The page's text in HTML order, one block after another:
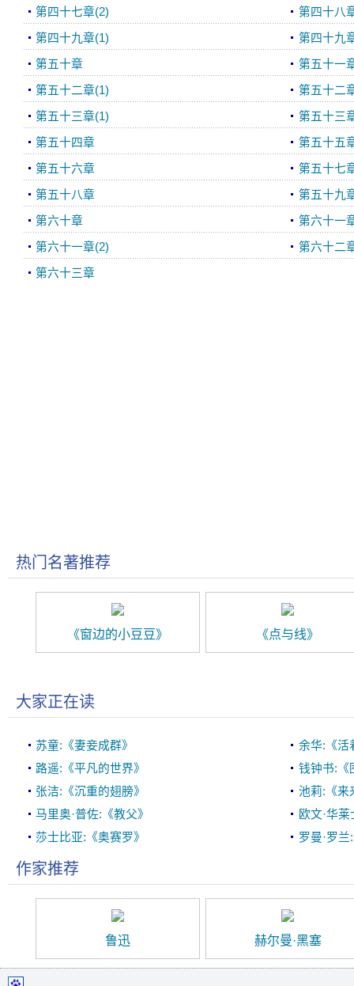
第四十七章(2) 第四十八
第四十九章(1) 第四十九
第五十章 第五十一
第五十二章(1) 第五十二
第五十三章(1) 第五十三
第五十四章 第五十五
第五十六章 第五十七
第五十八章 第五十九
第六十章 第六十一
第六十一章(2) 第六十二
第六十三章
热门名著推荐
《窗边的小豆豆》 《点与线》
大家正在读
苏童:《妻妾成群》
余华:《活
路遥:《平凡的世界》
钱钟书:《
张洁:《沉重的翅膀》
池莉:《来
马里奥·普佐:《教父》
欧文·华
莎士比亚:《奥赛罗》
罗曼·罗
作家推荐
鲁迅 赫尔曼·黑塞